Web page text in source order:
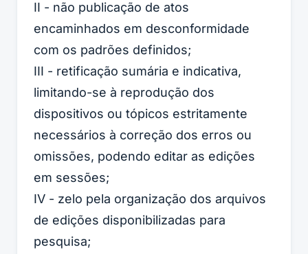
II - não publicação de atos
encaminhados em desconformidade
com os padrões definidos;
III - retificação sumária e indicativa,
limitando-se à reprodução dos
dispositivos ou tópicos estritamente
necessários à correção dos erros ou
omissões, podendo editar as edições
em sessões;
IV - zelo pela organização dos arquivos
de edições disponibilizadas para
pesquisa;